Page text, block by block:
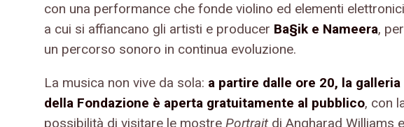
con una performance che fonde violino ed elementi
a cui si affiancano gli artisti e producer Ba§ik e Nameera, per
un percorso sonoro in continua evoluzione.
La musica non vive da sola: a partire dalle ore 20, la galleria
della Fondazione è aperta gratuitamente al pubblico, con
possibilità di visitare le mostre Portrait di Angharad Williams e